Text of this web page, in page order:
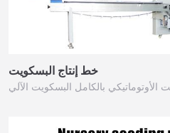
خط إنتاج البسكويت